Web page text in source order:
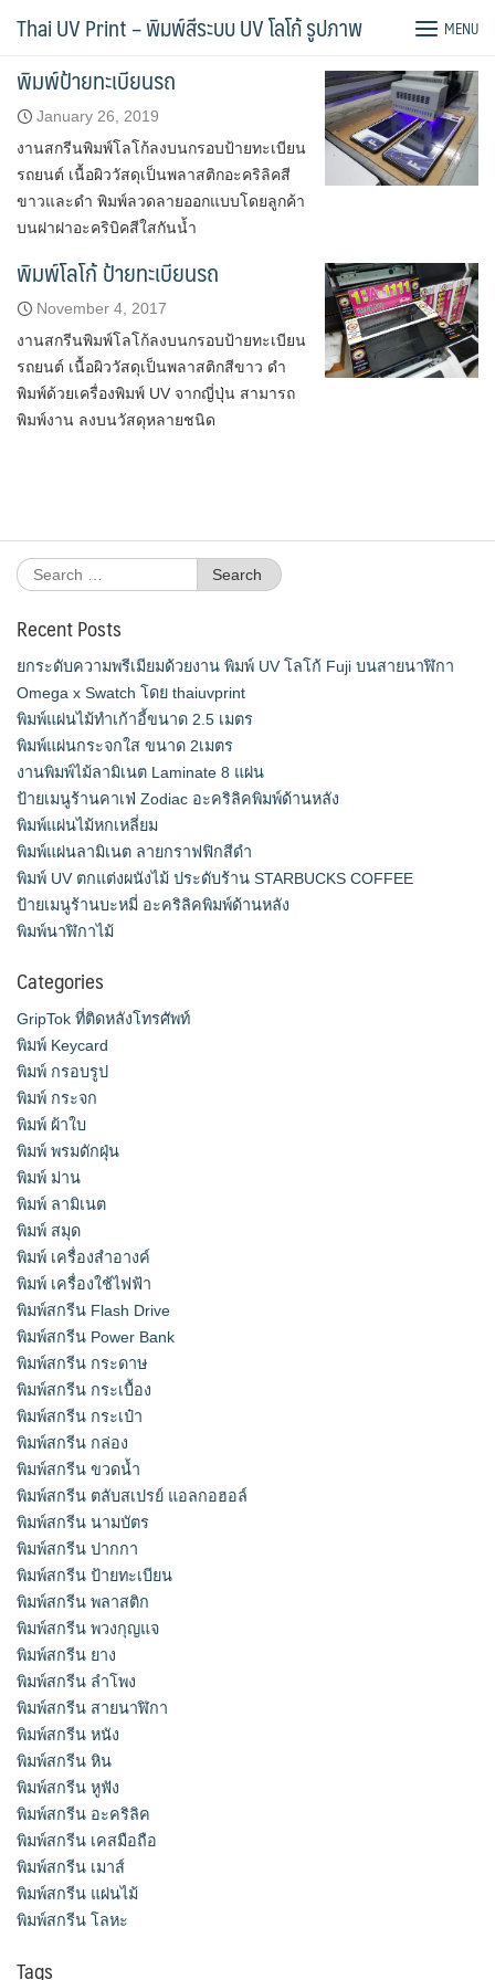
Thai UV Print – พิมพ์สีระบบ UV โลโก้ รูปภาพ MENU
Tag:พิมพ์กรอบป้ายทะเบียน
พิมพ์ป้ายทะเบียนรถ
January 26, 2019
งานสกรีนพิมพ์โลโก้ลงบนกรอบป้ายทะเบียน
รถยนต์ เนื้อผิววัสดุเป็นพลาสติกอะคริลิคสี
ขาวและดำ พิมพ์ลวดลายออกแบบโดยลูกค้า
บนฝาฝาอะคริบิคสีใสกันน้ำ
พิมพ์โลโก้ ป้ายทะเบียนรถ
November 4, 2017
งานสกรีนพิมพ์โลโก้ลงบนกรอบป้ายทะเบียน
รถยนต์ เนื้อผิววัสดุเป็นพลาสติกสีขาว ดำ
พิมพ์ด้วยเครื่องพิมพ์ UV จากญี่ปุ่น สามารถ
พิมพ์งาน ลงบนวัสดุหลายชนิด
Search
for:
Recent Posts
ยกระดับความพรีเมียมด้วยงาน พิมพ์ UV โลโก้ Fuji บนสายนาฬิกา
Omega x Swatch โดย thaiuvprint
พิมพ์แผ่นไม้ทำเก้าอี้ขนาด 2.5 เมตร
พิมพ์แผ่นกระจกใส ขนาด 2เมตร
งานพิมพ์ไม้ลามิเนต Laminate 8 แผ่น
ป้ายเมนูร้านคาเฟ่ Zodiac อะคริลิคพิมพ์ด้านหลัง
พิมพ์แผ่นไม้หกเหลี่ยม
พิมพ์แผ่นลามิเนต ลายกราฟฟิกสีดำ
พิมพ์ UV ตกแต่งผนังไม้ ประดับร้าน STARBUCKS COFFEE
ป้ายเมนูร้านบะหมี่ อะคริลิคพิมพ์ด้านหลัง
พิมพ์นาฬิกาไม้
Categories
GripTok ที่ติดหลังโทรศัพท์
พิมพ์ Keycard
พิมพ์ กรอบรูป
พิมพ์ กระจก
พิมพ์ ผ้าใบ
พิมพ์ พรมดักฝุ่น
พิมพ์ ม่าน
พิมพ์ ลามิเนต
พิมพ์ สมุด
พิมพ์ เครื่องสําอางค์
พิมพ์ เครื่องใช้ไฟฟ้า
พิมพ์สกรีน Flash Drive
พิมพ์สกรีน Power Bank
พิมพ์สกรีน กระดาษ
พิมพ์สกรีน กระเบื้อง
พิมพ์สกรีน กระเป๋า
พิมพ์สกรีน กล่อง
พิมพ์สกรีน ขวดน้ำ
พิมพ์สกรีน ตลับสเปรย์ แอลกอฮอล์
พิมพ์สกรีน นามบัตร
พิมพ์สกรีน ปากกา
พิมพ์สกรีน ป้ายทะเบียน
พิมพ์สกรีน พลาสติก
พิมพ์สกรีน พวงกุญแจ
พิมพ์สกรีน ยาง
พิมพ์สกรีน ลำโพง
พิมพ์สกรีน สายนาฬิกา
พิมพ์สกรีน หนัง
พิมพ์สกรีน หิน
พิมพ์สกรีน หูฟัง
พิมพ์สกรีน อะคริลิค
พิมพ์สกรีน เคสมือถือ
พิมพ์สกรีน เมาส์
พิมพ์สกรีน แผ่นไม้
พิมพ์สกรีน โลหะ
Tags